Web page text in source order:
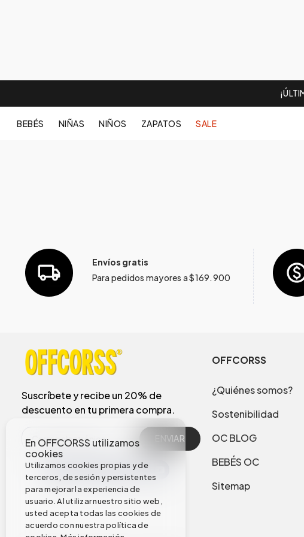
BEBÉS NIÑAS NIÑOS ZAPATOS SALE
En OFFCORSS utilizamos
cookies
Utilizamos cookies propias y de
terceros, de sesión y persistentes
para mejorar la experiencia de
usuario. Al utilizar nuestro sitio web,
usted acepta todas las cookies de
acuerdo con nuestra política de
Envíos gratis
Para pedidos mayores a $169.900
Suscríbete y recibe un 20% de
descuento en tu primera compra.
ENVIAR
OFFCORSS
¿Quiénes somos?
Sostenibilidad
OC BLOG
BEBÉS OC
Sitemap